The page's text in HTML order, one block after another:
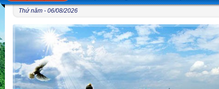
Thứ năm - 06/08/2026